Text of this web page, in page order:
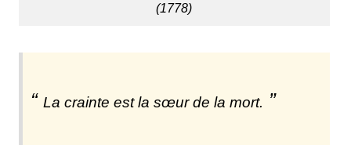
(1778)
La crainte est la sœur de la mort.